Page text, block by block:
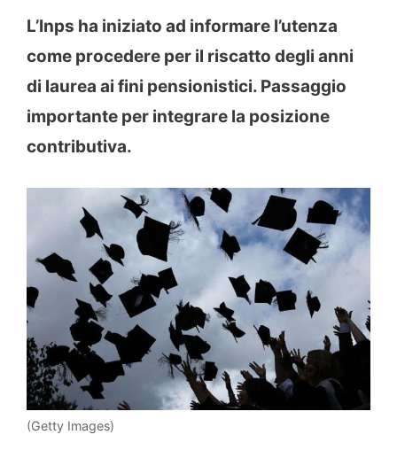
L’Inps ha iniziato ad informare l’utenza
come procedere per il riscatto degli anni
di laurea ai fini pensionistici. Passaggio
importante per integrare la posizione
contributiva.
(Getty Images)